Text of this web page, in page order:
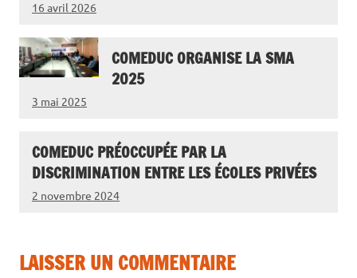
16 avril 2026
COMEDUC ORGANISE LA SMA
2025
3 mai 2025
COMEDUC PRÉOCCUPÉE PAR LA
DISCRIMINATION ENTRE LES ÉCOLES PRIVÉES
2 novembre 2024
LAISSER UN COMMENTAIRE